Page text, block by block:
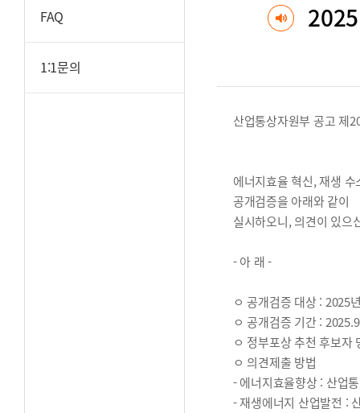
FAQ
1:1문의
산업통상자원부 공고 제
에너지효율 혁신, 재생
공개검증을 아래와 같이
실시하오니, 의견이 있으
- 아 래 -
ㅇ 공개검증 대상 : 2025
ㅇ 공개검증 기간 :
ㅇ 정부포상 추천 후보자
ㅇ 의견제출 방법
- 에너지효율향상 : 산업
- 재생에너지 산업발전 :